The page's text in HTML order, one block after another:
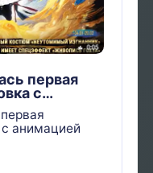
первая
с
с анимацией